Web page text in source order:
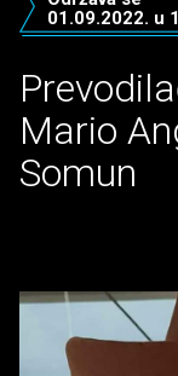
Mario
Somun
01.09.2022. u